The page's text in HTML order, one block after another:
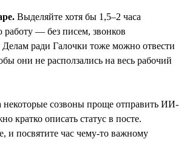
Выделяйте хотя бы 1,5–2 часа
работу — без писем, звонков
Делам ради Галочки тоже можно отвести
они не расползались на весь рабочий
некоторые созвоны проще отправить ИИ-
кратко описать статус в посте.
и посвятите час чему-то важному